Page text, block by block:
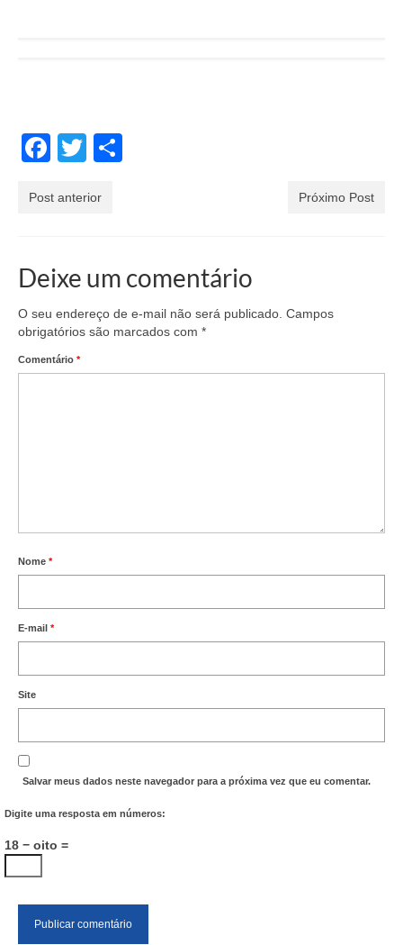
Facebook
Twitter
Post anterior Próximo Post
Deixe um comentário
O seu endereço de e-mail não será publicado. Campos
obrigatórios são marcados com *
Comentário *
Nome *
E-mail *
Site
Salvar meus dados neste navegador para a próxima vez que eu comentar.
Digite uma resposta em números:
18 − oito =